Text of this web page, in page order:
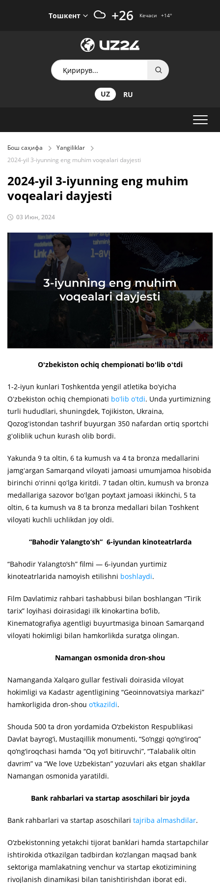
Тошкент +26 Кечаси +14°
UZ RU
Бош саҳифа
Yangiliklar
2024-yil 3-iyunning eng muhim voqealari dayjesti
2024-yil 3-iyunning eng muhim
voqealari dayjesti
03 Июн, 2024
Oʻzbekiston ochiq chempionati boʻlib oʻtdi
1-2-iyun kunlari Toshkentda yengil atletika boʻyicha
Oʻzbekiston ochiq chempionati boʻlib oʻtdi. Unda yurtimizning
turli hududlari, shuningdek, Tojikiston, Ukraina,
Qozogʻistondan tashrif buyurgan 350 nafardan ortiq sportchi
gʻoliblik uchun kurash olib bordi.
Yakunda 9 ta oltin, 6 ta kumush va 4 ta bronza medallarini
jamgʻargan Samarqand viloyati jamoasi umumjamoa hisobida
birinchi oʻrinni qoʻlga kiritdi. 7 tadan oltin, kumush va bronza
medallariga sazovor boʻlgan poytaxt jamoasi ikkinchi, 5 ta
oltin, 6 ta kumush va 8 ta bronza medallari bilan Toshkent
viloyati kuchli uchlikdan joy oldi.
“Bahodir Yalangto‘sh” 6-iyundan kinoteatrlarda
“Bahodir Yalangto‘sh” filmi — 6-iyundan yurtimiz
kinoteatrlarida namoyish etilishni boshlaydi.
Film Davlatimiz rahbari tashabbusi bilan boshlangan “Tirik
tarix” loyihasi doirasidagi ilk kinokartina bo‘lib,
Kinematografiya agentligi buyurtmasiga binoan Samarqand
viloyati hokimligi bilan hamkorlikda suratga olingan.
Namangan osmonida dron-shou
Namanganda Xalqaro gullar festivali doirasida viloyat
hokimligi va Kadastr agentligining “Geoinnovatsiya markazi”
hamkorligida dron-shou o‘tkazildi.
Shouda 500 ta dron yordamida O‘zbekiston Respublikasi
Davlat bayrog‘i, Mustaqillik monumenti, “So‘nggi qo‘ng‘iroq”
qo‘ng‘iroqchasi hamda “Oq yo‘l bitiruvchi”, “Talabalik oltin
davrim” va “We love Uzbekistan” yozuvlari aks etgan shakllar
Namangan osmonida yaratildi.
Bank rahbarlari va startap asoschilari bir joyda
Bank rahbarlari va startap asoschilari tajriba almashdilar.
O‘zbekistonning yetakchi tijorat banklari hamda startapchilar
ishtirokida o‘tkazilgan tadbirdan ko‘zlangan maqsad bank
sektoriga mamlakatning venchur va startap ekotizimining
rivojlanish dinamikasi bilan tanishtirishdan iborat edi.